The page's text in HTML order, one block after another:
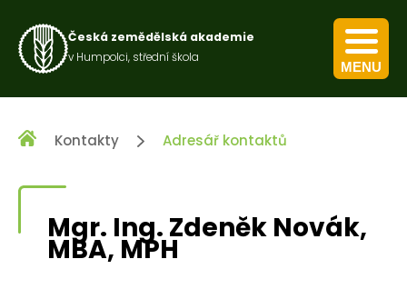
Česká zemědělská akademie
v Humpolci, střední škola
MENU
Kontakty Adresář kontaktů
Mgr. Ing. Zdeněk Novák,
MBA, MPH